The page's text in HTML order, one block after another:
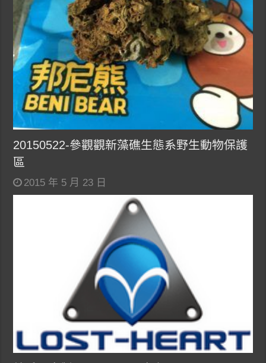
20150522-參觀觀新藻礁生態系野生動物保護
區
2015 年 5 月 23 日